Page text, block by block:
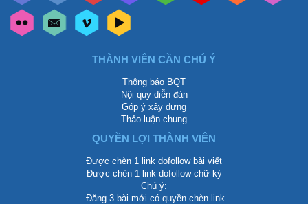
THÀNH VIÊN CẦN CHÚ Ý
Thông báo BQT
Nội quy diễn đàn
Góp ý xây dựng
Thảo luận chung
QUYỀN LỢI THÀNH VIÊN
Được chèn 1 link dofollow bài viết
Được chèn 1 link dofollow chữ ký
Chú ý:
-Đăng 3 bài mới có quyền chèn link